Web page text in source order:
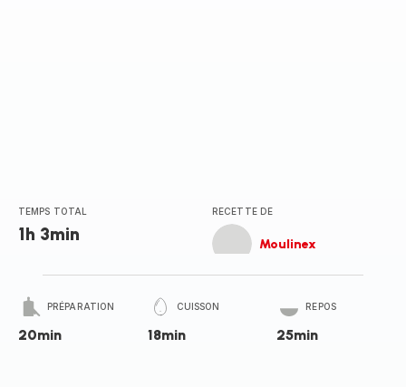
TEMPS TOTAL
1h 3min
RECETTE DE
Moulinex
PRÉPARATION
20min
CUISSON
18min
REPOS
25min